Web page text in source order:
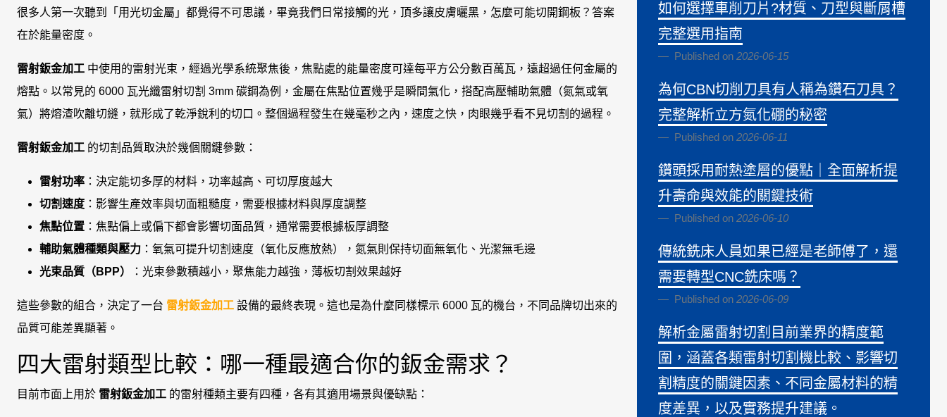
很多人第一次聽到「用光切金屬」都覺得不可思議，畢竟我們日常接觸的光，頂多讓皮膚曬黑，怎麼可能切開鋼板？答案
在於能量密度。
雷射鈑金加工 中使用的雷射光束，經過光學系統聚焦後，焦點處的能量密度可達每平方公分數百萬瓦，遠超過任何金屬的
熔點。以常見的 6000 瓦光纖雷射切割 3mm 碳鋼為例，金屬在焦點位置幾乎是瞬間氣化，搭配高壓輔助氣體（氮氣或氧
氣）將熔渣吹離切縫，就形成了乾淨銳利的切口。整個過程發生在幾毫秒之內，速度之快，肉眼幾乎看不見切割的過程。
雷射鈑金加工 的切割品質取決於幾個關鍵參數：
雷射功率 ：決定能切多厚的材料，功率越高、可切厚度越大
切割速度 ：影響生產效率與切面粗糙度，需要根據材料與厚度調整
焦點位置 ：焦點偏上或偏下都會影響切面品質，通常需要根據板厚調整
輔助氣體種類與壓力 ：氧氣可提升切割速度（氧化反應放熱），氮氣則保持切面無氧化、光潔無毛邊
光束品質（BPP）
：光束參數積越小，聚焦能力越強，薄板切割效果越好
這些參數的組合，決定了一台 雷射鈑金加工 設備的最終表現。這也是為什麼同樣標示 6000 瓦的機台，不同品牌切出來的
品質可能差異顯著。
四大雷射類型比較：哪一種最適合你的鈑金需求？
目前市面上用於 雷射鈑金加工 的雷射種類主要有四種，各有其適用場景與優缺點：
如何選擇車削刀片?材質、刀型與斷屑槽
完整選用指南
Published on 2026-06-15
為何CBN切削刀具有人稱為鑽石刀具？
完整解析立方氮化硼的秘密
Published on 2026-06-11
鑽頭採用耐熱塗層的優點｜全面解析提
升壽命與效能的關鍵技術
Published on 2026-06-10
傳統銑床人員如果已經是老師傅了，還
需要轉型CNC銑床嗎？
Published on 2026-06-09
解析金屬雷射切割目前業界的精度範
圍，涵蓋各類雷射切割機比較、影響切
割精度的關鍵因素、不同金屬材料的精
度差異，以及實務提升建議。